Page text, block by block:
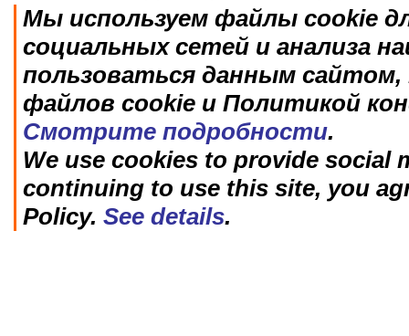
Мы используем файлы cookie
социальных сетей и анализа
пользоваться данным
файлов cookie и Политикой
Смотрите подробности.
We use cookies to provide social
continuing to use this site, you
Policy. See details.